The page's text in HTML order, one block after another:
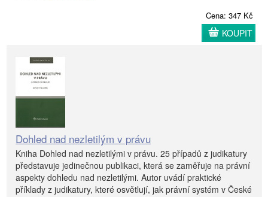
Cena: 347 Kč
KOUPIT
Dohled nad nezletilým v právu
Kniha Dohled nad nezletilými v právu. 25 případů z judikatury
představuje jedinečnou publikaci, která se zaměřuje na právní
aspekty dohledu nad nezletilými. Autor uvádí praktické
příklady z judikatury, které osvětlují, jak právní systém v České